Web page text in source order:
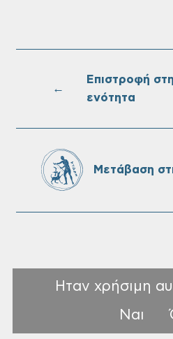
πίνακες της
πρόσληψη
σχολικών
←
Επιστροφή
ενότητα
Μετάβαση
Ηταν χρήσιμη
Ναι